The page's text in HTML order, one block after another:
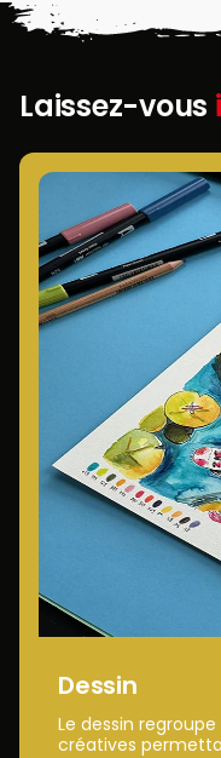
Laissez-vous
Dessin
Le dessin
créatives